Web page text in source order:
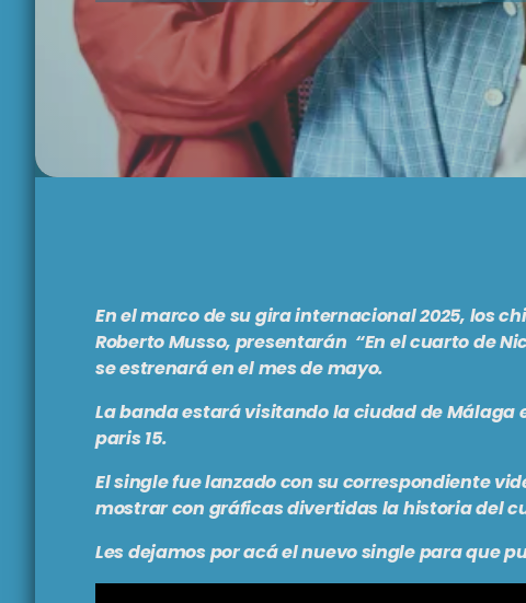
En el marco de su gira internacional 2025, los
Roberto Musso, presentarán “En el cuarto de
se estrenará en el mes de mayo.
La banda estará visitando la ciudad de Málaga
paris 15.
El single fue lanzado con su correspondiente
mostrar con gráficas divertidas la historia del
Les dejamos por acá el nuevo single para que